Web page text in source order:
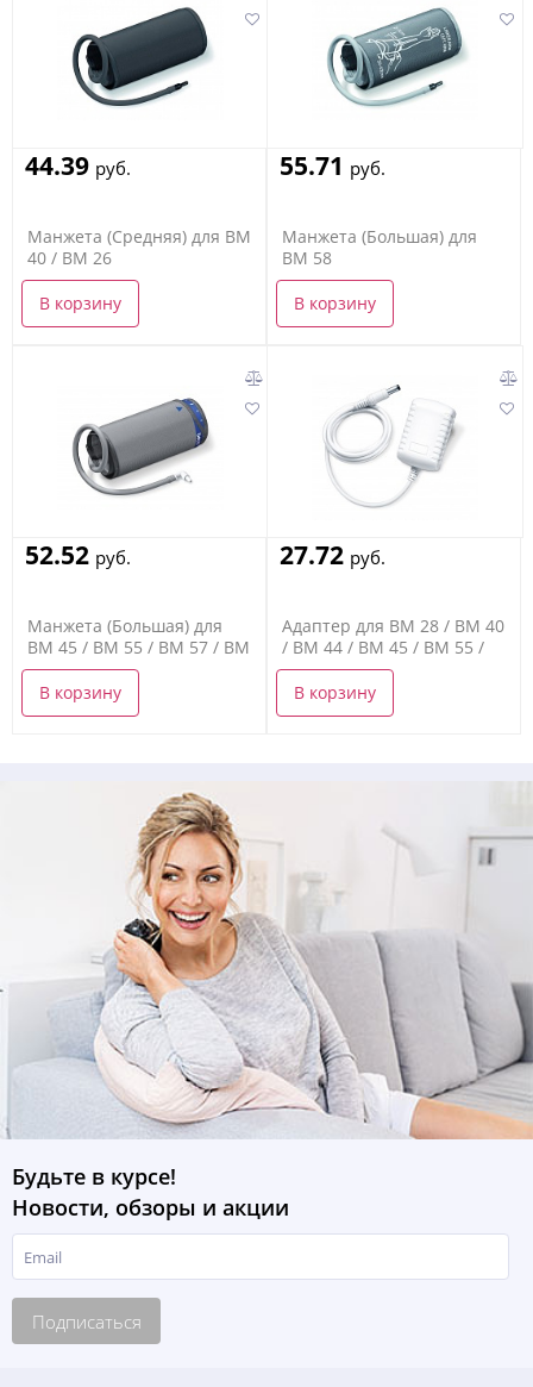
44.39 руб.
Манжета (Средняя) для BM
40 / BM 26
В корзину
55.71 руб.
Манжета (Большая) для
BM 58
В корзину
52.52 руб.
Манжета (Большая) для
BM 45 / BM 55 / BM 57 / BM
85
В корзину
27.72 руб.
Адаптер для BM 28 / BM 40
/ BM 44 / BM 45 / BM 55 /
BM 58 / BM 77
В корзину
Будьте в курсе!
Новости, обзоры и акции
Подписаться